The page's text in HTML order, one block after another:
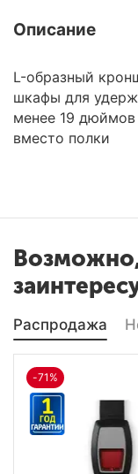
Описание
L-образный
шкафы для
менее 19
вместо полки
Распродажа
-71%